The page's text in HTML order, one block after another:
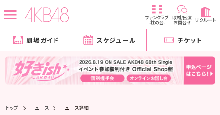
ファンクラブ
-柱の会-
取材/出演
お問合せ リクルート
劇場ガイド スケジュール チケット
トップ ニュース ニュース詳細